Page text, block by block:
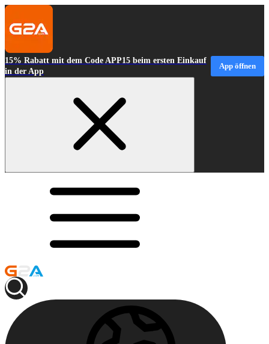
15% Rabatt mit dem Code APP15 beim ersten Einkauf
in der App
App öffnen